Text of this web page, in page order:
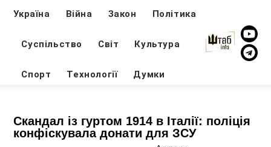
Україна Війна Закон Політика
Суспільство Світ Культура
Спорт Технології Думки
Скандал із гуртом 1914 в Італії: поліція
конфіскувала донати для ЗСУ